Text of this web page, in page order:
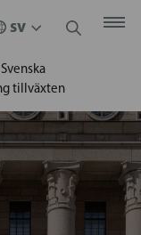
Svenska
tillväxten